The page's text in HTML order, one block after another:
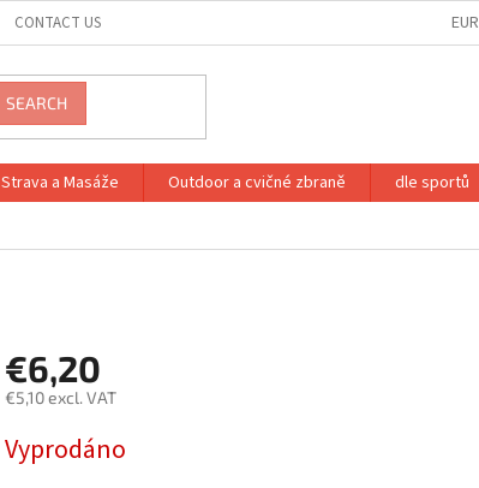
CONTACT US EUR
SEARCH
Strava a Masáže Outdoor a cvičné zbraně dle sportů
€6,20
€5,10 excl. VAT
price:
Vyprodáno